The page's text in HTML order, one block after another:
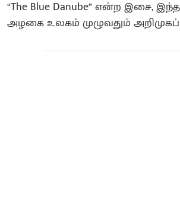
“The Blue Danube” என்ற இசை,
அழகை உலகம் முழுவதும் அறிமுகப்